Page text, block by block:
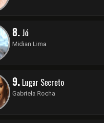
8. Jó
Midian Lima
9. Lugar Secreto
Gabriela Rocha